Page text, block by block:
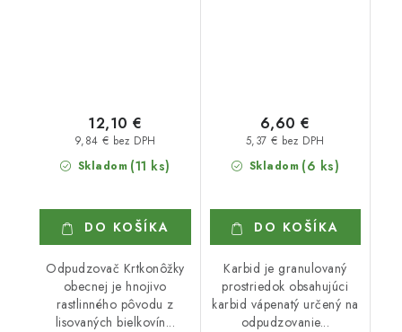
Skladom (11 ks)
9,84 € bez DPH
12,10 €
DO KOŠÍKA
Odpudzovač Krtkonôžky
obecnej je hnojivo
rastlinného pôvodu z
lisovaných bielkovín...
Skladom (6 ks)
5,37 € bez DPH
6,60 €
DO KOŠÍKA
Karbid je granulovaný
prostriedok obsahujúci
karbid vápenatý určený na
odpudzovanie...